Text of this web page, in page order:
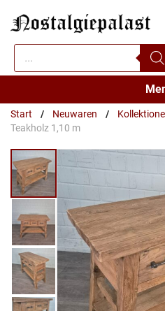
Inhalt
springen
Products
search
Start / Neuwaren /
Teakholz 1,10 m